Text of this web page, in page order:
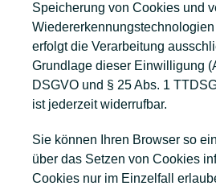
Speicherung von Cookies und
erfolgt die Verarbeitung
Grundlage dieser Einwilligung
DSGVO und § 25 Abs. 1
ist jederzeit widerrufbar.
Sie können Ihren Browser so
über das Setzen von Cookies
Cookies nur im Einzelfall